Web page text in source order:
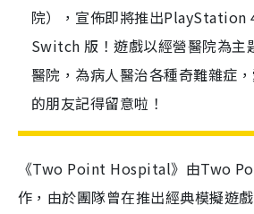
院），宣佈即將推出
Switch 版！遊戲以經營醫院為主
醫院，為病人醫治各種奇難雜症
的朋友記得留意啦！
《Two Point Hospital》由Two
作，由於團隊曾在推出經典模擬遊